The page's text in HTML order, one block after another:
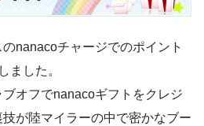
nanacoチャージでのポイント
ました。
オフでnanacoギフトをクレジ
が陸マイラーの中で密かなブー